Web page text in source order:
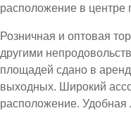
расположение в центре
Розничная и оптовая
другими
площадей сдано в
выходных. Широкий
расположение. Удобная